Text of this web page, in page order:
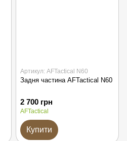
Артикул: AFTactical N60
Задня частина AFTactical N60
2 700 грн
AFTactical
Купити